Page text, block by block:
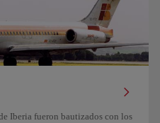
Iberia fueron bautizados con los